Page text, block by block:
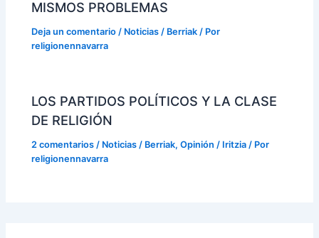
MISMOS PROBLEMAS
Deja un comentario / Noticias / Berriak / Por
religionennavarra
LOS PARTIDOS POLÍTICOS Y LA CLASE
DE RELIGIÓN
2 comentarios / Noticias / Berriak,Opinión / Iritzia / Por
religionennavarra